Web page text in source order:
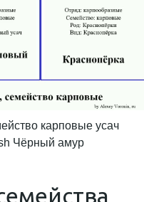
карповые усач
Чёрный амур